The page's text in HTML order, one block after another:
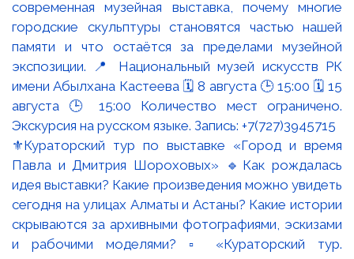
⚜️Кураторский тур по выставке «Город и время
Павла и Дмитрия Шороховых» 🔹Как рождалась
идея выставки? Какие произведения можно увидеть
сегодня на улицах Алматы и Астаны? Какие истории
скрываются за архивными фотографиями, эскизами
и рабочими моделями? ▫️ «Кураторский тур.